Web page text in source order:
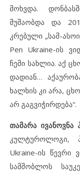
მოხვდა.
მუშაობდა და
კრებული „სამ-
Pen Ukraine-ის
ჩემი სახლია. აქ
დადიან…
ხალხის კი არა,
არ გაგვიჭირდება“.
თამარა ივანოვნა
კულტუროლოგი,
Ukraine-ის წევრი
სამშობლოს